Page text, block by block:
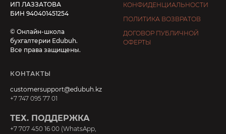
ИП ЛАЗЗАТОВА
БИН 940401451254
© Онлайн-школа
бухгалтерии Edubuh.
Все права защищены.
КОНФИДЕНЦИАЛЬНОСТИ
ПОЛИТИКА ВОЗВРАТОВ
ДОГОВОР ПУБЛИЧНОЙ
ОФЕРТЫ
КОНТАКТЫ
customersupport@edubuh.kz
+7 747 095 77 01
ТЕХ. ПОДДЕРЖКА
+7 707 450 16 00 (WhatsApp,